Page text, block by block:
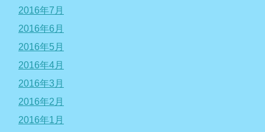
2016年7月
2016年6月
2016年5月
2016年4月
2016年3月
2016年2月
2016年1月